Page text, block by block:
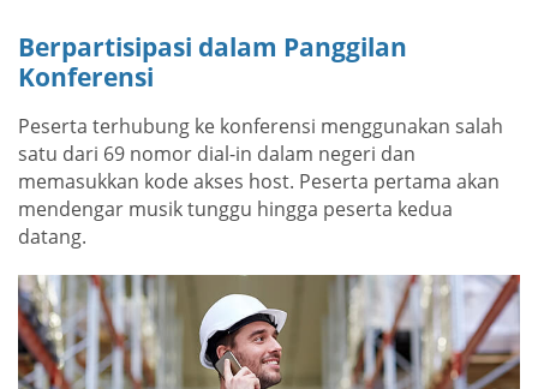
Berpartisipasi dalam Panggilan
Konferensi
Peserta terhubung ke konferensi menggunakan salah
satu dari 69 nomor dial-in dalam negeri dan
memasukkan kode akses host. Peserta pertama akan
mendengar musik tunggu hingga peserta kedua
datang.